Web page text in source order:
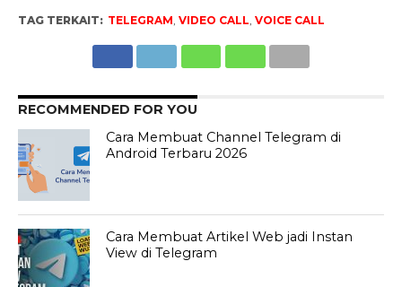
TAG TERKAIT: TELEGRAM VIDEO CALL VOICE CALL
RECOMMENDED FOR YOU
Cara Membuat Channel Telegram di
Android Terbaru 2026
Cara Membuat Artikel Web jadi Instan
View di Telegram